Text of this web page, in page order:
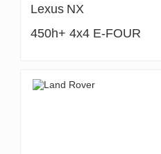
Lexus NX
450h+ 4x4 E-FOUR